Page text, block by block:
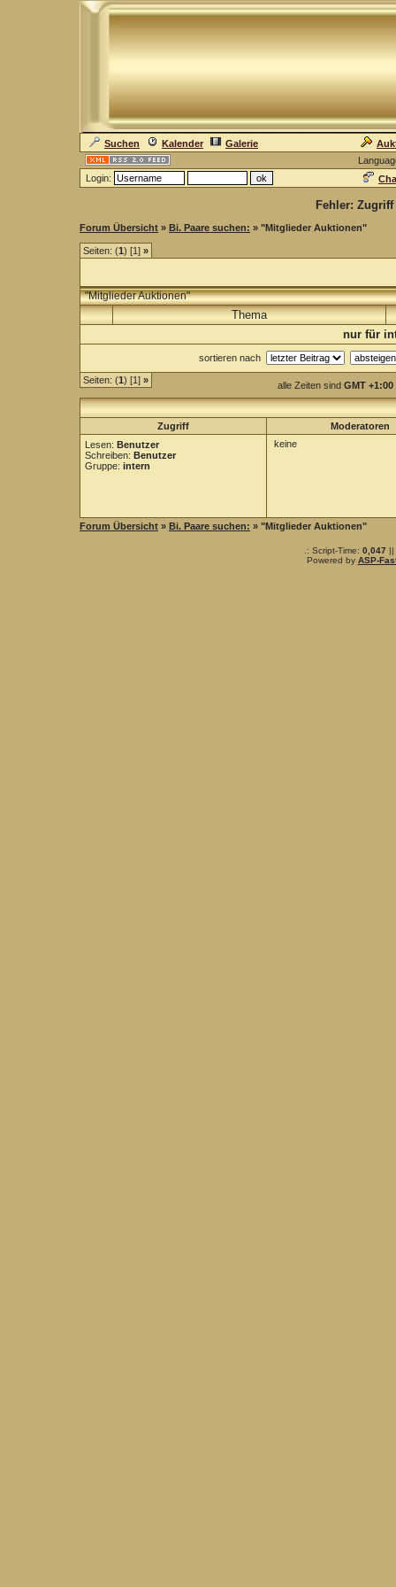
Suchen Kalender Galerie
Login:
Fehler:
Forum Übersicht » Bi. Paare suchen: » "Mitglieder Auktionen"
Seiten: (1) [1] »
"Mitglieder Auktionen"
Thema
nur für
sortieren nach
Seiten: (1) [1] » alle Zeiten sind GMT +1:00
Zugriff
Moderatoren
Lesen: Benutzer
Schreiben: Benutzer
Gruppe: intern
keine
Forum Übersicht » Bi. Paare suchen: » "Mitglieder Auktionen"
.: Script-Time: 0,047 ||
Powered by ASP-